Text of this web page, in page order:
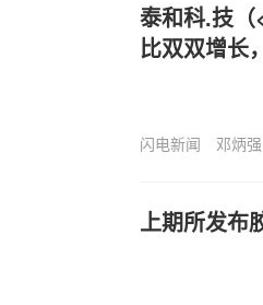
泰和科.技（
比双双增长
闪电新闻 邓炳强
上期所发布